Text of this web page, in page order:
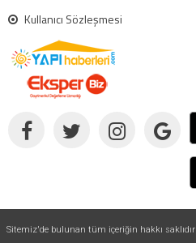
Kullanıcı Sözleşmesi
Sitemiz'de bulunan tüm içeriğin hakkı saklıdır